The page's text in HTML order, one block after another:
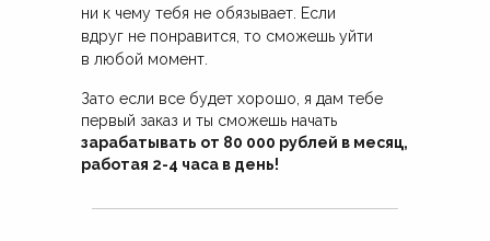
Зато если все будет хорошо, я дам тебе
первый заказ и ты сможешь начать
зарабатывать от 80 000 рублей в месяц,
работая 2-4 часа в день!
ни к чему тебя не обязывает. Если
вдруг не понравится, то сможешь уйти
в любой момент.